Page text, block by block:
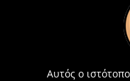
Αυτός ο